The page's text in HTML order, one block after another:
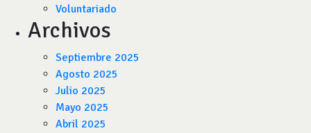
Voluntariado
Archivos
Septiembre 2025
Agosto 2025
Julio 2025
Mayo 2025
Abril 2025